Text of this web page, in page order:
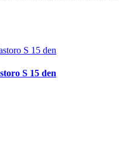
S 15 den